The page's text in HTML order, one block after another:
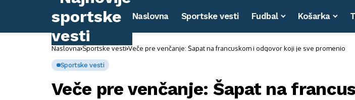
Naslovna Sportske vesti Fudbal Košarka
Naslovna Sportske vesti Veče pre venčanje: Šapat na francuskom i odgovor koji je sve promenio
Sportske vesti
Veče pre venčanje: Šapat na